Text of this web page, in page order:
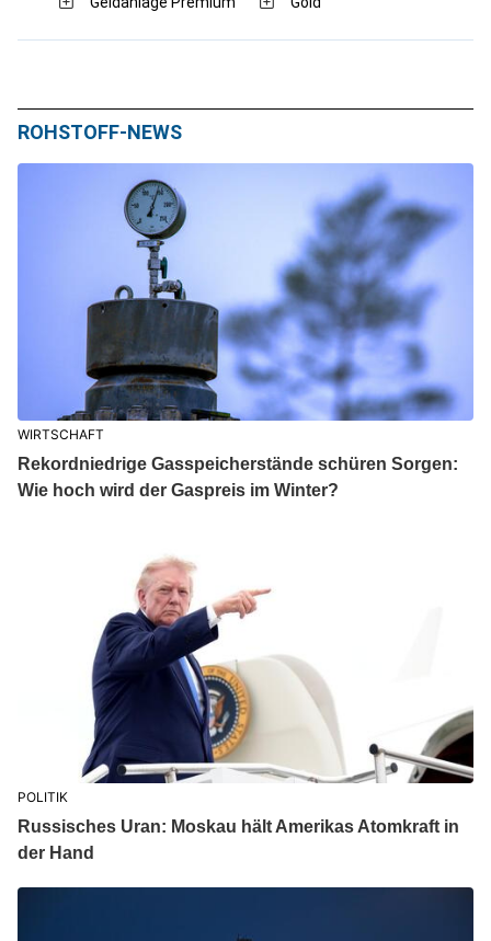
ROHSTOFF-NEWS
WIRTSCHAFT
Rekordniedrige Gasspeicherstände schüren Sorgen:
Wie hoch wird der Gaspreis im Winter?
POLITIK
Russisches Uran: Moskau hält Amerikas Atomkraft in
der Hand